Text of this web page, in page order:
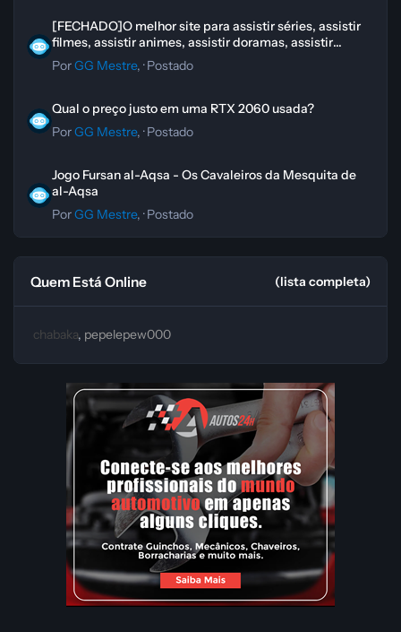
[FECHADO]O melhor site para assistir séries, assistir
filmes, assistir animes, assistir doramas, assistir
novelas
PorGG Mestre, ·Postado
Qual o preço justo em uma RTX 2060 usada?
PorGG Mestre, ·Postado
Jogo Fursan al-Aqsa - Os Cavaleiros da Mesquita de
al-Aqsa
PorGG Mestre, ·Postado
Quem Está Online (lista completa)
chabaka pepelepew000